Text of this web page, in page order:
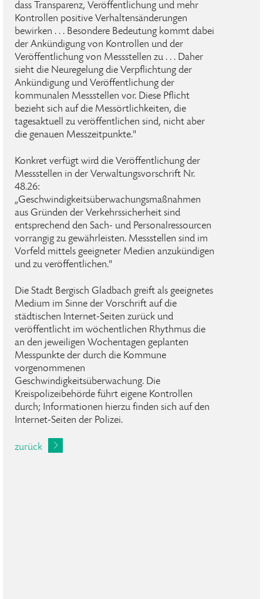
dass Transparenz, Veröffentlichung und mehr
Kontrollen positive Verhaltensänderungen
bewirken . . . Besondere Bedeutung kommt dabei
der Ankündigung von Kontrollen und der
Veröffentlichung von Messstellen zu . . . Daher
sieht die Neuregelung die Verpflichtung der
Ankündigung und Veröffentlichung der
kommunalen Messstellen vor. Diese Pflicht
bezieht sich auf die Messörtlichkeiten, die
tagesaktuell zu veröffentlichen sind, nicht aber
die genauen Messzeitpunkte."
Konkret verfügt wird die Veröffentlichung der
Messstellen in der Verwaltungsvorschrift Nr.
48.26:
„Geschwindigkeitsüberwachungsmaßnahmen
aus Gründen der Verkehrssicherheit sind
entsprechend den Sach- und Personalressourcen
vorrangig zu gewährleisten. Messstellen sind im
Vorfeld mittels geeigneter Medien anzukündigen
und zu veröffentlichen."
Die Stadt Bergisch Gladbach greift als geeignetes
Medium im Sinne der Vorschrift auf die
städtischen Internet-Seiten zurück und
veröffentlicht im wöchentlichen Rhythmus die
an den jeweiligen Wochentagen geplanten
Messpunkte der durch die Kommune
vorgenommenen
Geschwindigkeitsüberwachung. Die
Kreispolizeibehörde führt eigene Kontrollen
durch; Informationen hierzu finden sich auf den
Internet-Seiten der Polizei.
zurück